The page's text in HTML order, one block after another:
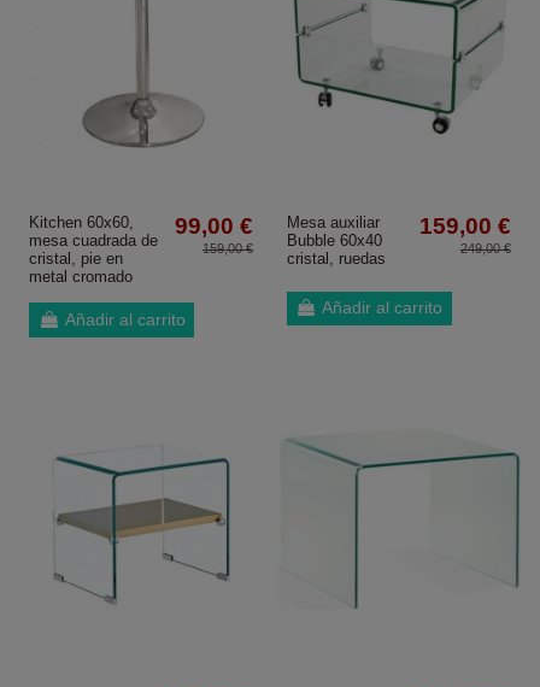
Kitchen 60x60,
mesa cuadrada de
cristal, pie en
metal cromado
99,00 €
159,00 €
Añadir al carrito
Mesa auxiliar
Bubble 60x40
cristal, ruedas
159,00 €
249,00 €
Añadir al carrito